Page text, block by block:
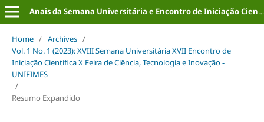
Anais da Semana Universitária e Encontro de Iniciação Científica (ISSN: 2316-8226)
Home / Archives /
Vol. 1 No. 1 (2023): XVIII Semana Universitária XVII Encontro de
Iniciação Científica X Feira de Ciência, Tecnologia e Inovação -
UNIFIMES
/
Resumo Expandido